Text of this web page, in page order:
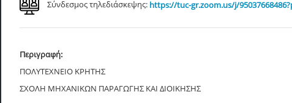
Σύνδεσμος τηλεδιάσκεψης: https://tuc-gr.zoom.us/j/
Περιγραφή:
ΠΟΛΥΤΕΧΝΕΙΟ ΚΡΗΤΗΣ
ΣΧΟΛΗ ΜΗΧΑΝΙΚΩΝ ΠΑΡΑΓΩΓΗΣ ΚΑΙ ΔΙΟΙΚΗΣΗΣ